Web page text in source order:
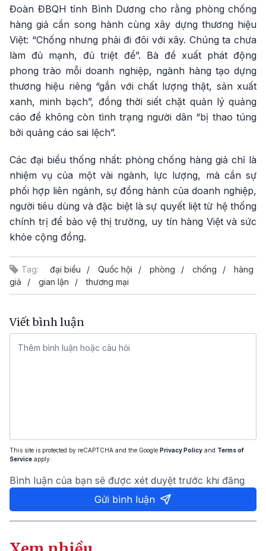
Đoàn ĐBQH tỉnh Bình Dương cho rằng phòng chống
hàng giả cần song hành cùng xây dựng thương hiệu
Việt: “Chống nhưng phải đi đôi với xây. Chúng ta chưa
làm đủ mạnh, đủ triệt để”. Bà đề xuất phát động
phong trào mỗi doanh nghiệp, ngành hàng tạo dựng
thương hiệu riêng “gắn với chất lượng thật, sản xuất
xanh, minh bạch”, đồng thời siết chặt quản lý quảng
cáo để không còn tình trạng người dân “bị thao túng
bởi quảng cáo sai lệch”.
Các đại biểu thống nhất: phòng chống hàng giả chỉ là
nhiệm vụ của một vài ngành, lực lượng, mà cần sự
phối hợp liên ngành, sự đồng hành của doanh nghiệp,
người tiêu dùng và đặc biệt là sự quyết liệt từ hệ thống
chính trị để bảo vệ thị trường, uy tín hàng Việt và sức
khỏe cộng đồng.
Tag: đại biểu Quốc hội phòng chống
hàng
giả
gian lận thương mại
Viết bình luận
This site is protected by reCAPTCHA and the Google Privacy Policy and Terms of
Service apply.
Bình luận của bạn sẽ được xét duyệt trước khi đăng
Gửi bình luận